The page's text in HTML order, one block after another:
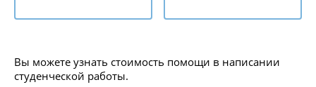
Вы можете узнать стоимость помощи в написании
студенческой работы.